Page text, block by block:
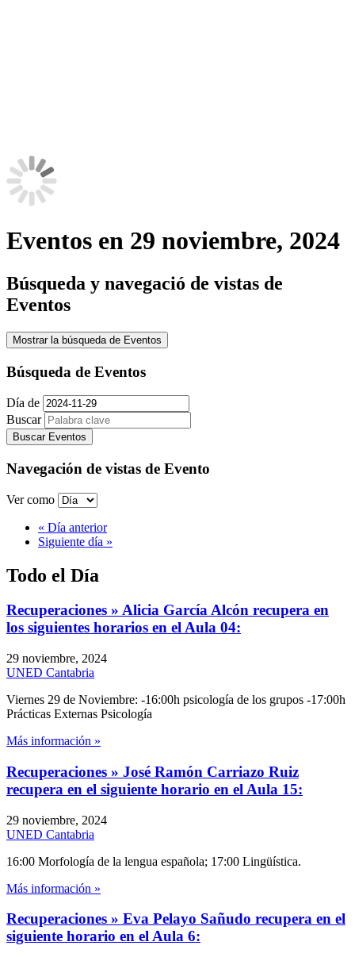
Eventos en 29 noviembre, 2024
Búsqueda y navegació de vistas de
Eventos
Mostrar la búsqueda de Eventos
Búsqueda de Eventos
Día de
Buscar
Navegación de vistas de Evento
Ver como
« Día anterior
Siguiente día »
Todo el Día
Recuperaciones » Alicia García Alcón recupera en
los siguientes horarios en el Aula 04:
29 noviembre, 2024
UNED Cantabria
Viernes 29 de Noviembre: -16:00h psicología de los grupos -17:00h
Prácticas Externas Psicología
Más información »
Recuperaciones » José Ramón Carriazo Ruiz
recupera en el siguiente horario en el Aula 15:
29 noviembre, 2024
UNED Cantabria
16:00 Morfología de la lengua española; 17:00 Lingüística.
Más información »
Recuperaciones » Eva Pelayo Sañudo recupera en el
siguiente horario en el Aula 6: